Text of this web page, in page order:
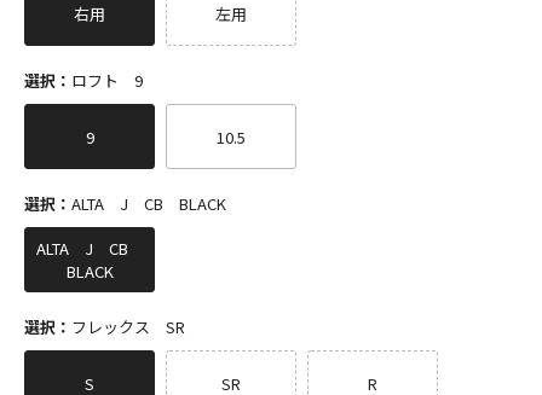
右用 左用
選択： ロフト 9
9 10.5
選択： ALTA J CB BLACK
ALTA J CB
BLACK
選択： フレックス SR
S SR R